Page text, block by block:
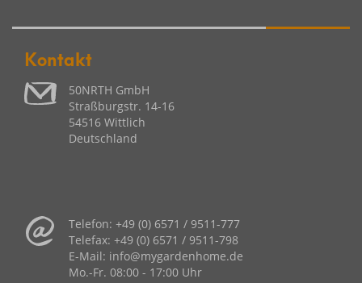
Kontakt
50NRTH GmbH
Straßburgstr. 14-16
54516 Wittlich
Deutschland
Telefon: +49 (0) 6571 / 9511-777
Telefax: +49 (0) 6571 / 9511-798
E-Mail: info@mygardenhome.de
Mo.-Fr. 08:00 - 17:00 Uhr